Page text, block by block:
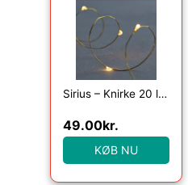
Sirius – Knirke 20 lys, Klar/Guld
49.00kr.
KØB NU